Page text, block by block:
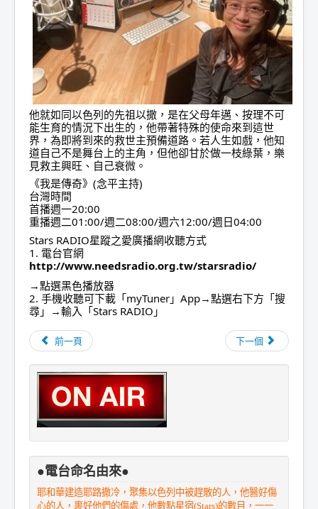
他就如同以色列的先祖以撒，是在父母年邁、按理不可
能生育的情況下出生的，他帶著特殊的使命來到這世
界，為即將到來的救世主預備道路。若人生如戲，他知
道自己不是舞台上的主角，但他卻甘於做一枝綠葉，樂
見救主興旺、自己衰微。
《我是傳奇》(念平主持)
台灣時間
首播週一20:00
重播週二01:00/週二08:00/週六12:00/週日04:00
Stars RADIO星蹤之愛廣播網收聽方式
1. 電台官網
http://www.needsradio.org.tw/starsradio/
→點選黑色播放器
2. 手機收聽可下載「myTuner」App→點選右下方「搜
尋」→輸入「Stars RADIO」
前一頁 下一個
●電台命名由來●
耶和華建造耶路撒冷，聚集以色列中被趕散的人，他醫好傷
心的人，裹好他們的傷處，他數點星宿(Stars)的數目，一一